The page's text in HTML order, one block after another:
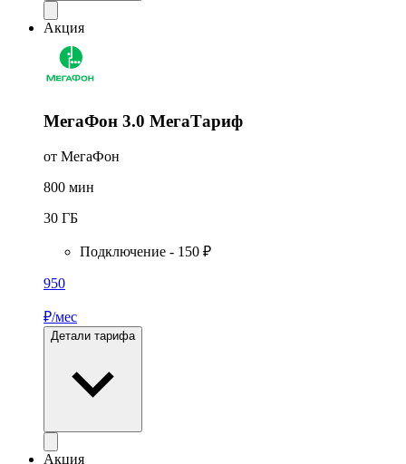
Акция
МегаФон 3.0 МегаТариф
от МегаФон
800 мин
30 ГБ
Подключение - 150 ₽
950
₽/мес
Детали тарифа
Акция